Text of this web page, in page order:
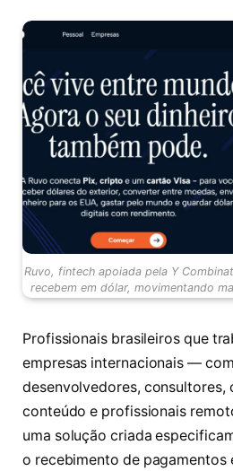
Ruvo, fintech apoiada pela Y
recebem em dólar, movimentando
Profissionais brasileiros que
empresas internacionais —
desenvolvedores, consultores,
conteúdo e profissionais
uma solução criada
o recebimento de pagamentos